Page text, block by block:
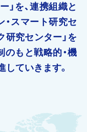
を、連携組織と
・スマート研究セ
研究センター」を
のもと戦略的・機
ていきます。